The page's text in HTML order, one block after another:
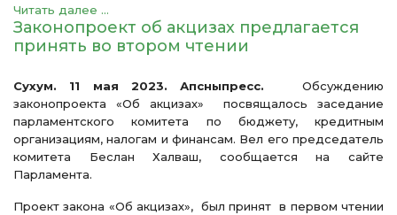
Читать далее ...
Законопроект об акцизах предлагается
принять во втором чтении
Сухум. 11 мая 2023. Апсныпресс. Обсуждению
законопроекта «Об акцизах» посвящалось заседание
парламентского комитета по бюджету, кредитным
организациям, налогам и финансам. Вел его председатель
комитета Беслан Халваш, сообщается на сайте
Парламента.
Проект закона «Об акцизах», был принят в первом чтении